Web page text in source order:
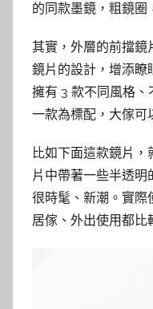
的同款墨鏡，粗鏡圈
其實，外層的前擋鏡
鏡片的設計，增添瞭
擁有 3 款不同風格
一款為標配，大傢可
比如下面這款鏡片
片中帶著一些半透
很時髦、新潮。實際
居傢、外出使用都比